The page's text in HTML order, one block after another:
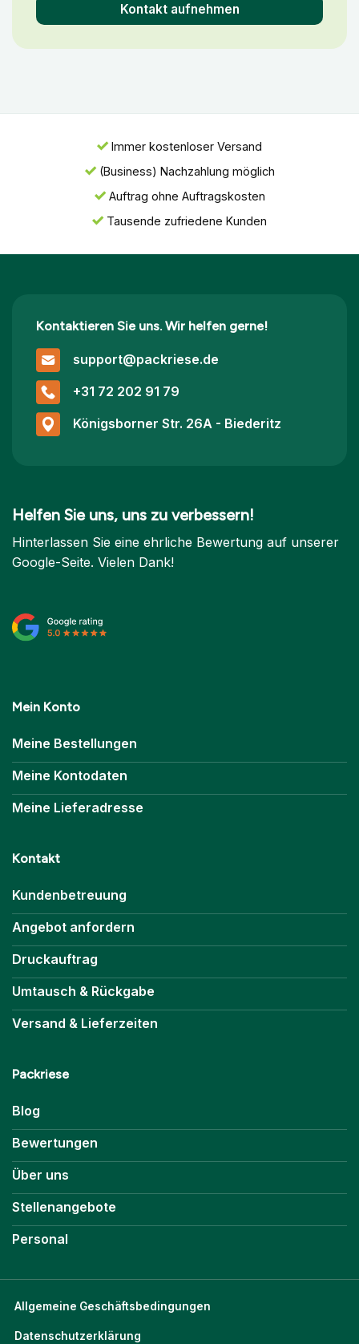
Kontakt aufnehmen
Immer kostenloser Versand
(Business) Nachzahlung möglich
Auftrag ohne Auftragskosten
Tausende zufriedene Kunden
Kontaktieren Sie uns. Wir helfen gerne!
support@packriese.de
+31 72 202 91 79
Königsborner Str. 26A - Biederitz
Helfen Sie uns, uns zu verbessern!
Hinterlassen Sie eine ehrliche Bewertung auf unserer
Google-Seite. Vielen Dank!
Mein Konto
Meine Bestellungen
Meine Kontodaten
Meine Lieferadresse
Kontakt
Kundenbetreuung
Angebot anfordern
Druckauftrag
Umtausch & Rückgabe
Versand & Lieferzeiten
Packriese
Blog
Bewertungen
Über uns
Stellenangebote
Personal
Allgemeine Geschäftsbedingungen
Datenschutzerklärung